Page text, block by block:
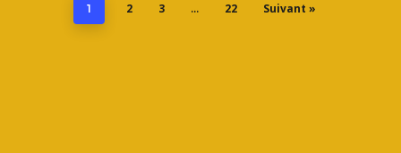
1 2 3 … 22 Suivant »